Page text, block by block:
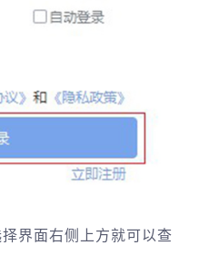
界面右侧上方就可以查